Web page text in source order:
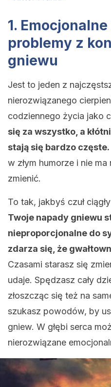
1.
problemy z
gniewu
Jest to jeden z
nierozwiązanego
codziennego życia jako
się za wszystko, a
stają się bardzo częste.
w złym humorze i nie
zmienić.
To tak, jakbyś czuł ciągły
Twoje napady gniewu
nieproporcjonalne do
zdarza się, że
Czasami starasz się
udaje. Spędzasz cały
złoszcząc się też na
szukasz powodów, by
gniew. W głębi serca
nierozwiązane